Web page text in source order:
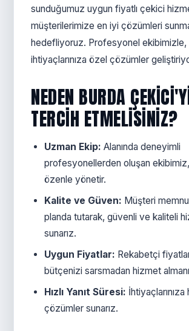
sunduğumuz uygun fiyatlı çekici
müşterilerimize en iyi çözümleri
hedefliyoruz. Profesyonel ekibimizle,
ihtiyaçlarınıza özel çözümler
NEDEN BURDA
TERCIH ETMELISINIZ?
Uzman Ekip: Alanında deneyimli
profesyonellerden oluşan
özenle yönetir.
Kalite ve Güven: Müşteri
planda tutarak, güvenli ve kaliteli
sunarız.
Uygun Fiyatlar: Rekabetçi
bütçenizi sarsmadan hizmet
Hızlı Yanıt Süresi: İhtiyaçlarınıza
çözümler sunarız.